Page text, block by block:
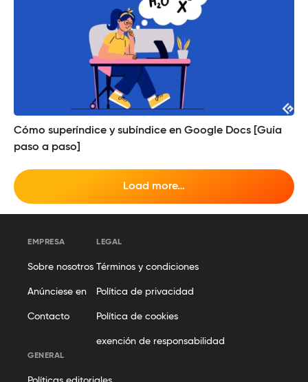
Cómo superíndice y subíndice en Google Docs [Guía
paso a paso]
Load more…
EMPRESA
Sobre nosotros
Anúnciese en
Contacto
LEGAL
Términos y condiciones
Política de privacidad
Política de cookies
exención de responsabilidad
GENERAL